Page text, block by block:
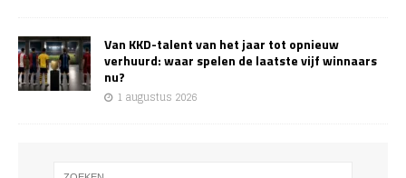
Van KKD-talent van het jaar tot opnieuw
verhuurd: waar spelen de laatste vijf winnaars
nu?
1 augustus 2026